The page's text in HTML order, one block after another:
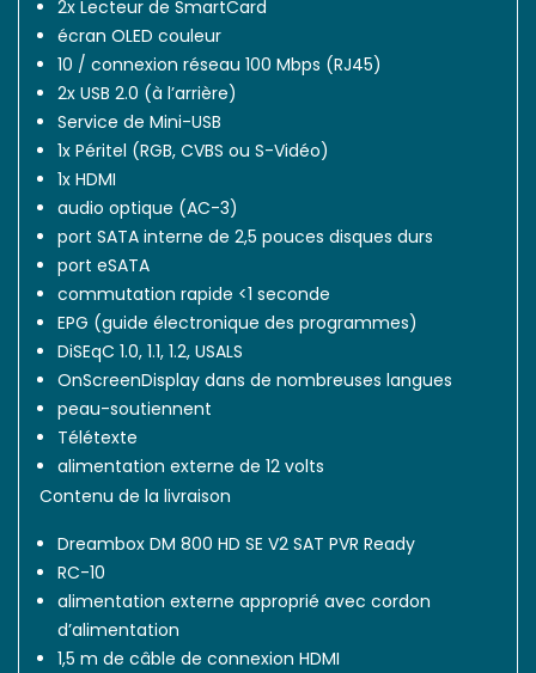
2x Lecteur de SmartCard
écran OLED couleur
10 / connexion réseau 100 Mbps (RJ45)
2x USB 2.0 (à l’arrière)
Service de Mini-USB
1x Péritel (RGB, CVBS ou S-Vidéo)
1x HDMI
audio optique (AC-3)
port SATA interne de 2,5 pouces disques durs
port eSATA
commutation rapide <1 seconde
EPG (guide électronique des programmes)
DiSEqC 1.0, 1.1, 1.2, USALS
OnScreenDisplay dans de nombreuses langues
peau-soutiennent
Télétexte
alimentation externe de 12 volts
Contenu de la livraison
Dreambox DM 800 HD SE V2 SAT PVR Ready
RC-10
alimentation externe approprié avec cordon
d’alimentation
1,5 m de câble de connexion HDMI